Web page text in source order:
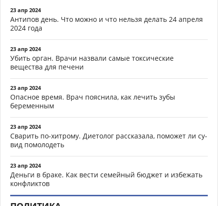
23 апр 2024
Антипов день. Что можно и что нельзя делать 24 апреля
2024 года
23 апр 2024
Убить орган. Врачи назвали самые токсические
вещества для печени
23 апр 2024
Опасное время. Врач пояснила, как лечить зубы
беременным
23 апр 2024
Сварить по-хитрому. Диетолог рассказала, поможет ли су-
вид помолодеть
23 апр 2024
Деньги в браке. Как вести семейный бюджет и избежать
конфликтов